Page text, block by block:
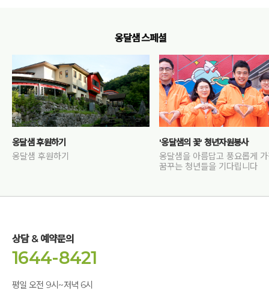
옹달샘 스페셜
옹달샘 후원하기
옹달샘 후원하기
'옹달샘의 꽃' 청년자원봉사
옹달샘을 아름답고 풍요롭게
꿈꾸는 청년들을 기다립니다
상담 & 예약문의
1644-8421
평일 오전 9시~저녁 6시